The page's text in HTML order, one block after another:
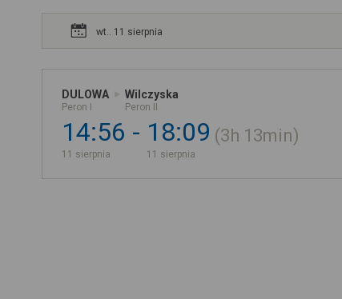
wt.. 11 sierpnia
DULOWA
Peron I
Wilczyska
Peron II
14:56
11 sierpnia
18:09
11 sierpnia
3h 13min